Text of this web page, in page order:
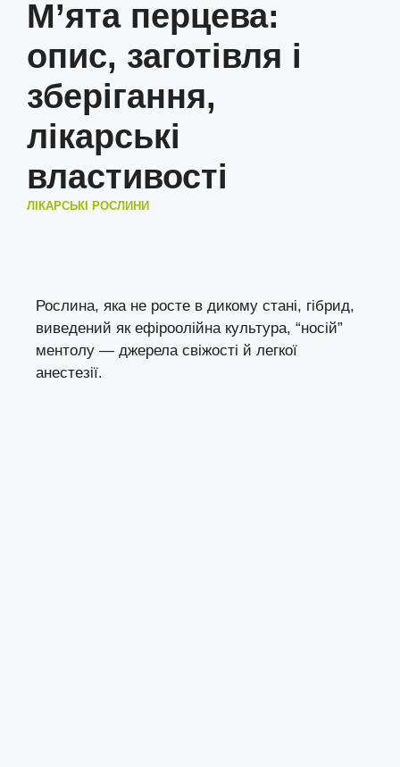
М’ята перцева:
опис, заготівля і
зберігання,
лікарські
властивості
ЛІКАРСЬКІ РОСЛИНИ
Рослина, яка не росте в дикому стані, гібрид,
виведений як ефіроолійна культура, “носій”
ментолу — джерела свіжості й легкої
анестезії.